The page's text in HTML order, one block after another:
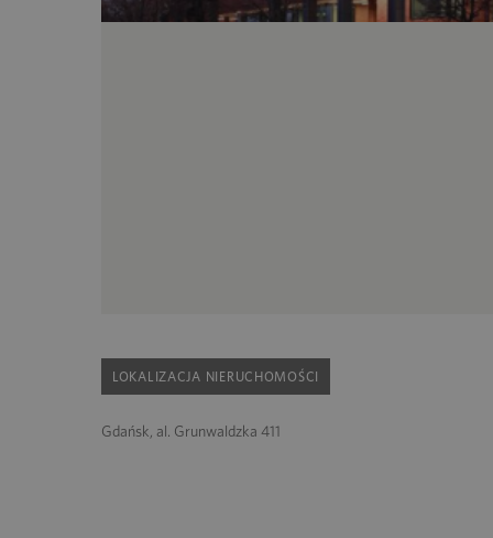
LOKALIZACJA NIERUCHOMOŚCI
Gdańsk, al. Grunwaldzka 411